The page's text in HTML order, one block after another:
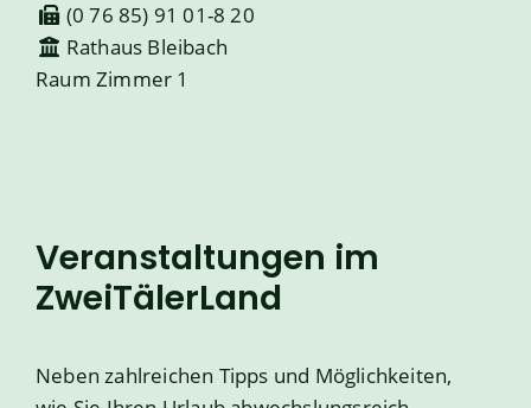
(0 76 85) 91 01-8 20
Rathaus Bleibach
Raum Zimmer 1
Veranstaltungen im
ZweiTälerLand
Neben zahlreichen Tipps und Möglichkeiten,